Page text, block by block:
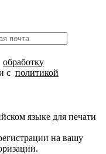
обработку
с политикой
языке для печати
на вашу